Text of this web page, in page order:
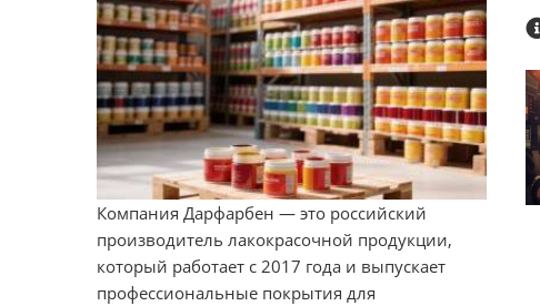
Компания Дарфарбен — это российский
производитель лакокрасочной продукции,
который работает с 2017 года и выпускает
профессиональные покрытия для